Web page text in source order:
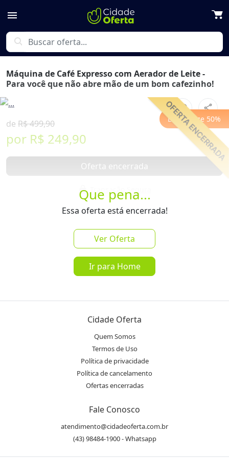
menu
search
Que pena...
Essa oferta está encerrada!
Ver Oferta
Ir para Home
Máquina de Café Expresso com Aerador de Leite -
Para você que não abre mão de um bom cafezinho!
favorite_border share
Economize 50%
Next
de R$ 499,90
por R$ 249,90
Oferta encerrada
lock
Oferta no seu WhatsApp!
Inscrever-se
Destaques & Regras
Marca: Italy Coffee
Dimensões Aproximadas do Produto
Profundidade: 28,00 cm
Tipo de cafeteira: Expresso
Cidade Oferta
Quem Somos
Termos de Uso
Política de privacidade
Política de cancelamento
Ofertas encerradas
Fale Conosco
atendimento@cidadeoferta.com.br
(43) 98484-1900 - Whatsapp